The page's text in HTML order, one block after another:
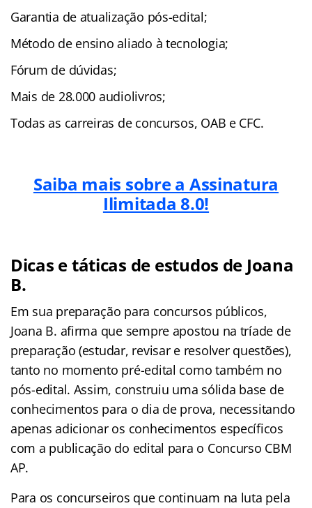
Garantia de atualização pós-edital;
Método de ensino aliado à tecnologia;
Fórum de dúvidas;
Mais de 28.000 audiolivros;
Todas as carreiras de concursos, OAB e CFC.
Saiba mais sobre a Assinatura
Ilimitada 8.0!
Dicas e táticas de estudos de Joana
B.
Em sua preparação para concursos públicos,
Joana B. afirma que sempre apostou na tríade de
preparação (estudar, revisar e resolver questões),
tanto no momento pré-edital como também no
pós-edital. Assim, construiu uma sólida base de
conhecimentos para o dia de prova, necessitando
apenas adicionar os conhecimentos específicos
com a publicação do edital para o Concurso CBM
AP.
Para os concurseiros que continuam na luta pela